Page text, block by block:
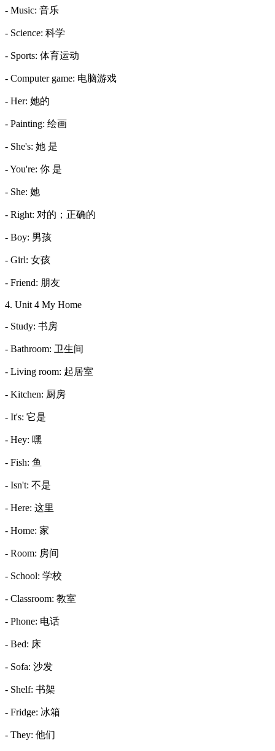
- Music: 音乐
- Science: 科学
- Sports: 体育运动
- Computer game: 电脑游戏
- Her: 她的
- Painting: 绘画
- She's: 她 是
- You're: 你 是
- She: 她
- Right: 对的；正确的
- Boy: 男孩
- Girl: 女孩
- Friend: 朋友
4. Unit 4 My Home
- Study: 书房
- Bathroom: 卫生间
- Living room: 起居室
- Kitchen: 厨房
- It's: 它是
- Hey: 嘿
- Fish: 鱼
- Isn't: 不是
- Here: 这里
- Home: 家
- Room: 房间
- School: 学校
- Classroom: 教室
- Phone: 电话
- Bed: 床
- Sofa: 沙发
- Shelf: 书架
- Fridge: 冰箱
- They: 他们